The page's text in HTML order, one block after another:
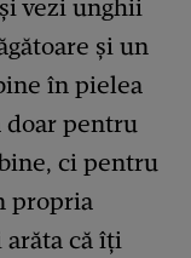
vezi unghii
și un
în pielea
doar pentru
ci pentru
propria
arăta că îți